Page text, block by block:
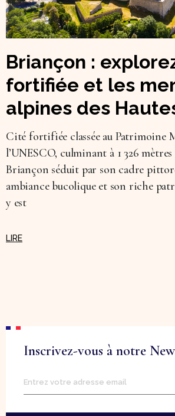
Briançon :
fortifiée et les
alpines des
Cité fortifiée classée au Patrimoine
l’UNESCO, culminant à 1 326
Briançon séduit par son cadre
ambiance bucolique et son riche
y est
Inscrivez-vous à notre